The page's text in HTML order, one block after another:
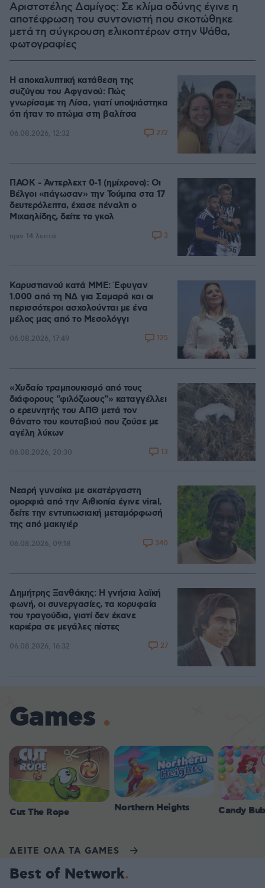
Αριστοτέλης Δαμίγος: Σε κλίμα οδύνης έγινε η
αποτέφρωση του συντονιστή που σκοτώθηκε
μετά τη σύγκρουση ελικοπτέρων στην Ψάθα,
φωτογραφίες
Η αποκαλυπτική κατάθεση της
συζύγου του Αφγανού: Πώς
γνωρίσαμε τη Λίσα, γιατί υποψιάστηκα
ότι ήταν το πτώμα στη βαλίτσα
06.08.2026, 12:32 272
ΠΑΟΚ - Άντερλεχτ 0-1 (ημίχρονο): Οι
Βέλγοι «πάγωσαν» την Τούμπα στα 17
δευτερόλεπτα, έχασε πέναλτι ο
Μιχαηλίδης, δείτε το γκολ
πριν 14 λεπτά 3
Καρυστιανού κατά ΜΜΕ: Έφυγαν
1.000 από τη ΝΔ για Σαμαρά και οι
περισσότεροι ασχολούνται με ένα
μέλος μας από το Μεσολόγγι
06.08.2026, 17:49 125
«Χυδαίο τραμπουκισμό από τους
διάφορους "φιλόζωους"» καταγγέλλει
ο ερευνητής του ΑΠΘ μετά τον
θάνατο του κουταβιού που ζούσε με
αγέλη λύκων
06.08.2026, 20:30 13
Νεαρή γυναίκα με ακατέργαστη
ομορφιά από την Αιθιοπία έγινε viral,
δείτε την εντυπωσιακή μεταμόρφωσή
της από μακιγιέρ
06.08.2026, 09:18 340
Δημήτρης Ξανθάκης: Η γνήσια λαϊκή
φωνή, οι συνεργασίες, τα κορυφαία
του τραγούδια, γιατί δεν έκανε
καριέρα σε μεγάλες πίστες
06.08.2026, 16:32 27
Games
Cut The Rope Northern Heights Candy
ΔΕΙΤΕ ΟΛΑ ΤΑ GAMES
Best of Network